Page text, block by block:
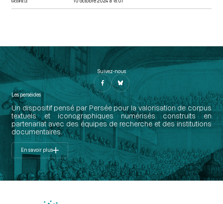
Suivez-nous
Les perséides
Un dispositif pensé par Persée pour la valorisation de corpus
textuels et iconographiques numérisés construits en
partenariat avec des équipes de recherche et des institutions
documentaires.
En savoir plus